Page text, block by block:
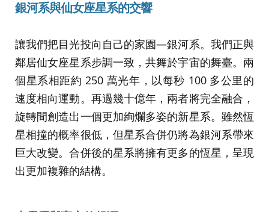
銀河系與仙女座星系的交響
讓我們把目光投向自己的家園—銀河系。我們正與
鄰居仙女座星系步調一致，共舞於宇宙的舞臺。兩
個星系相距約 250 萬光年，以每秒 100 多公里的
速度相向運動。再過幾十億年，兩者將完全融合，
旋轉間創造出一個更加絢爛多姿的新星系。雖然恆
星相撞的概率很低，但星系合併仍將為銀河系帶來
巨大改變。合併後的星系將擁有更多的恆星，呈現
出更加複雜的結構。